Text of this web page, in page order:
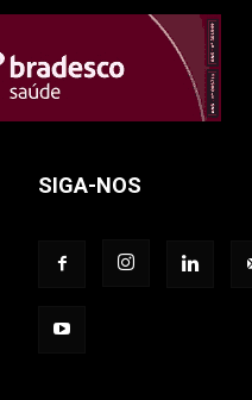
SIGA-NOS